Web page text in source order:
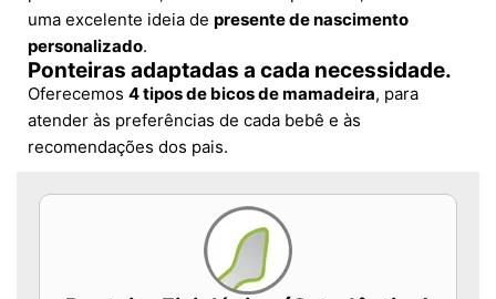
uma excelente ideia de presente de nascimento
personalizado.
Ponteiras adaptadas a cada necessidade.
Oferecemos 4 tipos de bicos de mamadeira, para
atender às preferências de cada bebê e às
recomendações dos pais.